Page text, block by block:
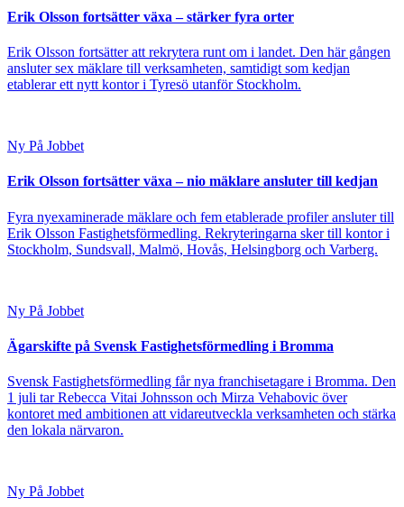
Erik Olsson fortsätter växa – stärker fyra orter
Erik Olsson fortsätter att rekrytera runt om i landet. Den här gången
ansluter sex mäklare till verksamheten, samtidigt som kedjan
etablerar ett nytt kontor i Tyresö utanför Stockholm.
Ny På Jobbet
Erik Olsson fortsätter växa – nio mäklare ansluter till kedjan
Fyra nyexaminerade mäklare och fem etablerade profiler ansluter till
Erik Olsson Fastighetsförmedling. Rekryteringarna sker till kontor i
Stockholm, Sundsvall, Malmö, Hovås, Helsingborg och Varberg.
Ny På Jobbet
Ägarskifte på Svensk Fastighetsförmedling i Bromma
Svensk Fastighetsförmedling får nya franchisetagare i Bromma. Den
1 juli tar Rebecca Vitai Johnsson och Mirza Vehabovic över
kontoret med ambitionen att vidareutveckla verksamheten och stärka
den lokala närvaron.
Ny På Jobbet